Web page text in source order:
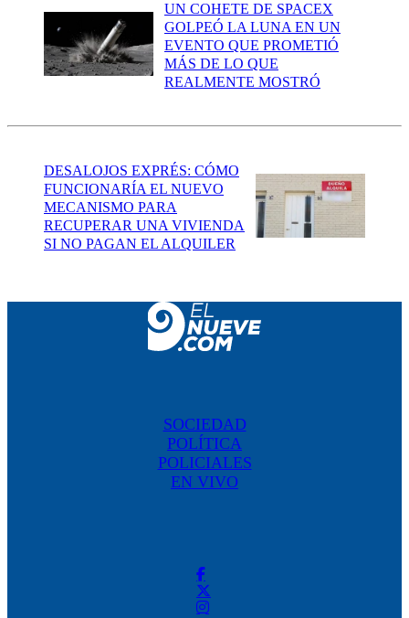
UN COHETE DE SPACEX
GOLPEÓ LA LUNA EN UN
EVENTO QUE PROMETIÓ
MÁS DE LO QUE
REALMENTE MOSTRÓ
DESALOJOS EXPRÉS: CÓMO
FUNCIONARÍA EL NUEVO
MECANISMO PARA
RECUPERAR UNA VIVIENDA
SI NO PAGAN EL ALQUILER
SOCIEDAD
POLÍTICA
POLICIALES
EN VIVO